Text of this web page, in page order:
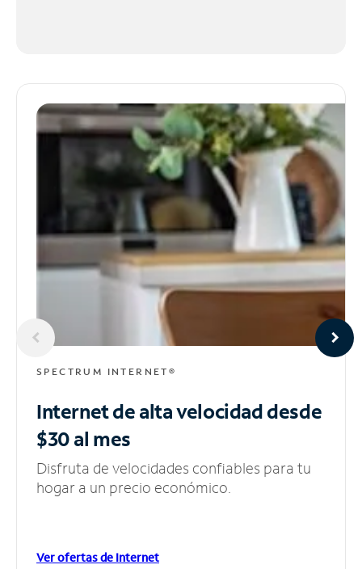
SPECTRUM INTERNET®
Internet de alta velocidaddesde
$30 al mes
Disfruta de velocidades confiables para tu
hogar a un precio económico.
Ver ofertas de Internet